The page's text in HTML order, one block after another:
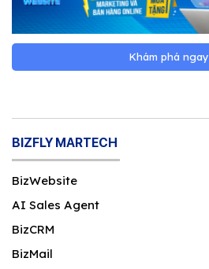
Khám phá ngay
BIZFLY MARTECH
BizWebsite
AI Sales Agent
BizCRM
BizMail